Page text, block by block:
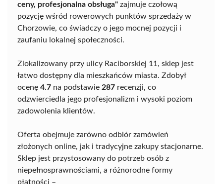
ceny, profesjonalna obsługa" zajmuje czołową
pozycję wśród rowerowych punktów sprzedaży w
Chorzowie, co świadczy o jego mocnej pozycji i
zaufaniu lokalnej społeczności.
Zlokalizowany przy ulicy Raciborskiej 11, sklep jest
łatwo dostępny dla mieszkańców miasta. Zdobył
ocenę 4.7 na podstawie 287 recenzji, co
odzwierciedla jego profesjonalizm i wysoki poziom
zadowolenia klientów.
Oferta obejmuje zarówno odbiór zamówień
złożonych online, jak i tradycyjne zakupy stacjonarne.
Sklep jest przystosowany do potrzeb osób z
niepełnosprawnościami, a różnorodne formy
płatności –